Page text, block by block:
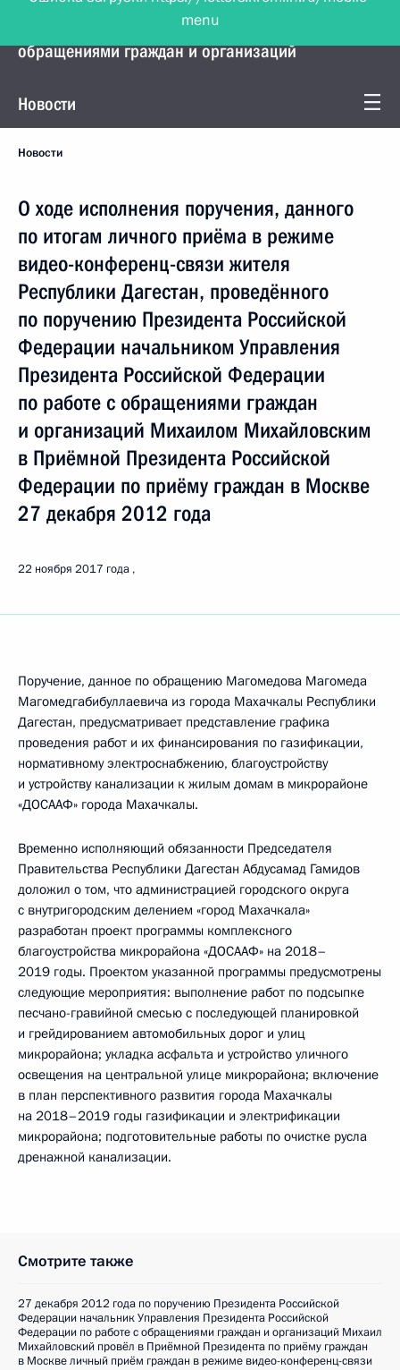
Управление Президента по работе с
обращениями граждан и организаций
Новости
Новости
О ходе исполнения поручения, данного
по итогам личного приёма в режиме
видео-конференц-связи жителя
Республики Дагестан, проведённого
по поручению Президента Российской
Федерации начальником Управления
Президента Российской Федерации
по работе с обращениями граждан
и организаций Михаилом Михайловским
в Приёмной Президента Российской
Федерации по приёму граждан в Москве
27 декабря 2012 года
22 ноября 2017 года
Поручение, данное по обращению Магомедова Магомеда
Магомедгабибуллаевича из города Махачкалы Республики
Дагестан, предусматривает представление графика
проведения работ и их финансирования по газификации,
нормативному электроснабжению, благоустройству
и устройству канализации к жилым домам в микрорайоне
«ДОСААФ» города Махачкалы.
Временно исполняющий обязанности Председателя
Правительства Республики Дагестан Абдусамад Гамидов
доложил о том, что администрацией городского округа
с внутригородским делением «город Махачкала»
разработан проект программы комплексного
благоустройства микрорайона «ДОСААФ» на 2018–
2019 годы. Проектом указанной программы предусмотрены
следующие мероприятия: выполнение работ по подсыпке
песчано-гравийной смесью с последующей планировкой
и грейдированием автомобильных дорог и улиц
микрорайона; укладка асфальта и устройство уличного
освещения на центральной улице микрорайона; включение
в план перспективного развития города Махачкалы
на 2018–2019 годы газификации и электрификации
микрорайона; подготовительные работы по очистке русла
дренажной канализации.
Смотрите также
27 декабря 2012 года по поручению Президента Российской
Федерации начальник Управления Президента Российской
Федерации по работе с обращениями граждан и организаций Михаил
Михайловский провёл в Приёмной Президента по приёму граждан
в Москве личный приём граждан в режиме видео-конференц-связи
menu